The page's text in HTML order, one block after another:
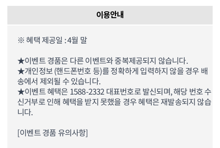
이용안내
※ 혜택 제공일 : 4월 말
★이벤트 경품은 다른 이벤트와 중복제공되지 않습니다.
★개인정보 (핸드폰번호 등)를 정확하게 입력하지 않을 경우 배
송에서 제외될 수 있습니다.
★이벤트 혜택은 1588-2332 대표번호로 발신되며, 해당 번호 수
신거부로 인해 혜택을 받지 못했을 경우 혜택은 재발송되지 않습
니다.
[이벤트 경품 유의사항]